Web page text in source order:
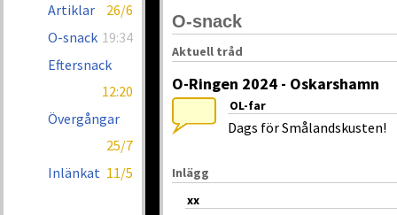
Artiklar
26/6
O-snack 19:34
Eftersnack
12:20
Övergångar
25/7
Inlänkat 11/5
O-snack
Aktuell tråd
O-Ringen 2024 - Oskarshamn
OL-far
Dags för Smålandskusten!
Inlägg
xx